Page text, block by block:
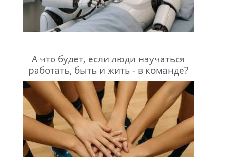
А что будет, если люди научаться
работать, быть и жить - в команде?